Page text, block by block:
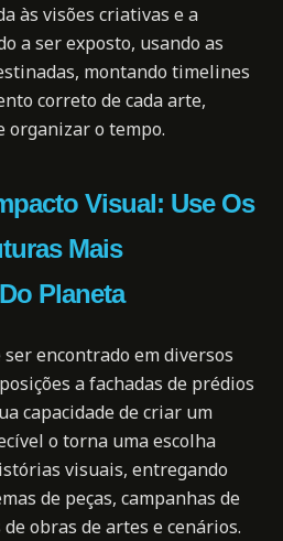
às visões criativas e a
a ser exposto, usando as
montando timelines
correto de cada arte,
organizar o tempo.
Visual: Use Os
Mais
Planeta
encontrado em diversos
a fachadas de prédios
capacidade de criar um
o torna uma escolha
visuais, entregando
de peças, campanhas de
obras de artes e cenários.